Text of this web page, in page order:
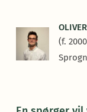
(f.